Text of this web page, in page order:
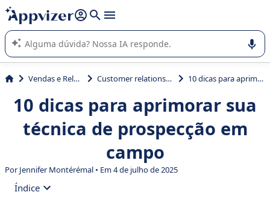
de nossa IA (várias linhas com
A IA do Appvizer o orienta no uso ou na seleção de software
SaaS para sua empresa.
Vendas e Relação com Cliente Customer relationship management (CRM) 10 dicas para aprimorar sua técnica de prospecção em campo
10 dicas para aprimorar sua
técnica de prospecção em
campo
PorJennifer Montérémal • Em 4 de julho de 2025
Índice